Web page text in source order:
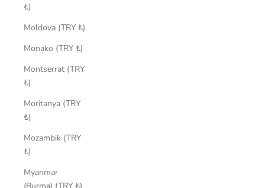
₺)
Moldova (TRY ₺)
Monako (TRY ₺)
Montserrat (TRY
₺)
Moritanya (TRY
₺)
Mozambik (TRY
₺)
Myanmar
(Burma) (TRY ₺)